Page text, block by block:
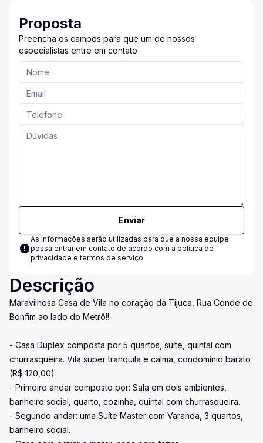
Proposta
Preencha os campos para que um de nossos
especialistas entre em contato
Enviar
As informações serão utilizadas para que a nossa equipe
possa entrar em contato de acordo com a política de
privacidade e termos de serviço
Descrição
Maravilhosa Casa de Vila no coração da Tijuca, Rua Conde de
Bonfim ao lado do Metrô!!
- Casa Duplex composta por 5 quartos, suíte, quintal com
churrasqueira. Vila super tranquila e calma, condomínio barato
(R$ 120,00)
- Primeiro andar composto por: Sala em dois ambientes,
banheiro social, quarto, cozinha, quintal com churrasqueira.
- Segundo andar: uma Suíte Master com Varanda, 3 quartos,
banheiro social.